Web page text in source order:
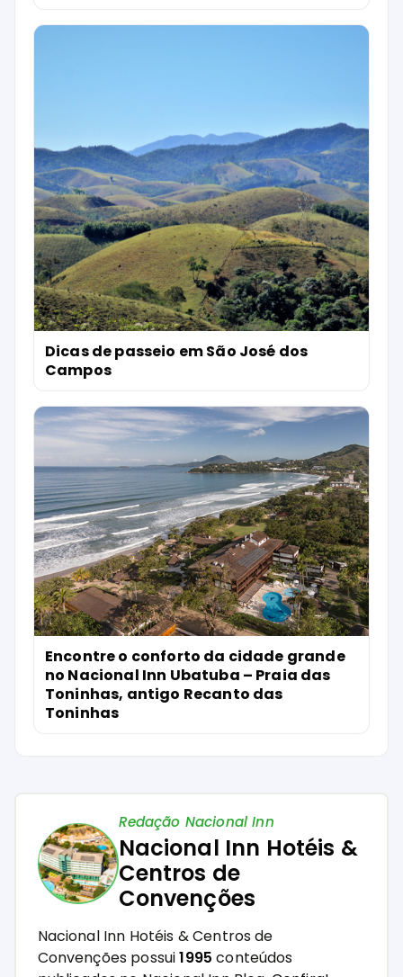
Dicas de passeio em São José dos
Campos
Encontre o conforto da cidade grande
no Nacional Inn Ubatuba – Praia das
Toninhas, antigo Recanto das
Toninhas
Redação Nacional Inn
Nacional Inn Hotéis &
Centros de
Convenções
Nacional Inn Hotéis & Centros de
Convenções possui1995 conteúdos